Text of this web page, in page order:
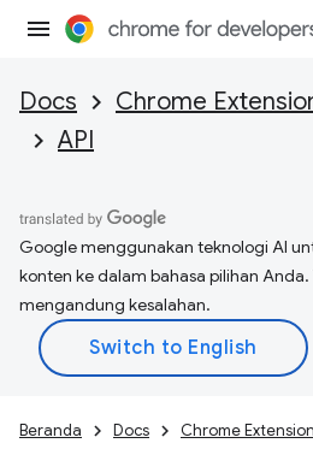
Docs Chrome
API
Google menggunakan teknologi AI
konten ke dalam bahasa pilihan
mengandung kesalahan.
Beranda Docs Chrome